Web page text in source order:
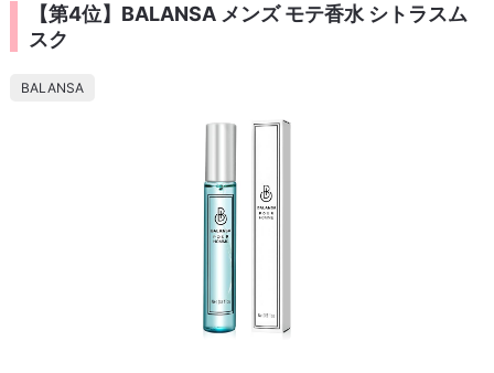
【第4位】BALANSA メンズ モテ香水 シトラスム
スク
BALANSA